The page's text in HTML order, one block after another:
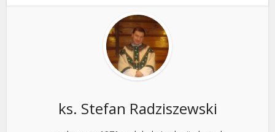
ks. Stefan Radziszewski